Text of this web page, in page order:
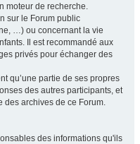
moteur de recherche.
sur le Forum public
…) ou concernant la vie
Il est recommandé aux
privés pour échanger des
qu’une partie de ses propres
des autres participants, et
des archives de ce Forum.
des informations qu'ils